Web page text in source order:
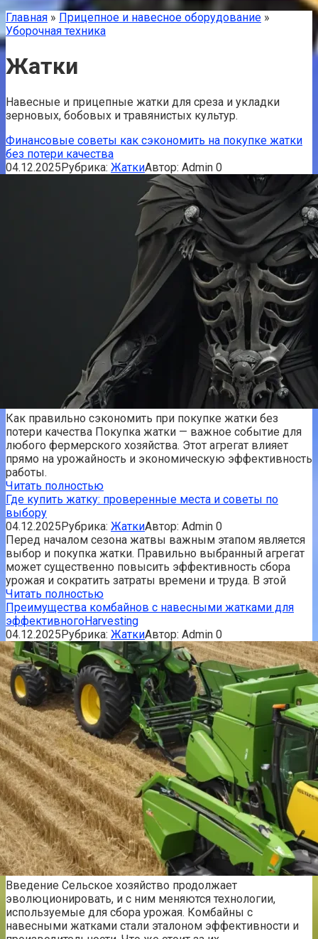
Главная » Прицепное и навесное оборудование »
Уборочная техника
Жатки
Навесные и прицепные жатки для среза и укладки
зерновых, бобовых и травянистых культур.
Финансовые советы как сэкономить на покупке жатки
без потери качества
04.12.2025Рубрика: ЖаткиАвтор: Admin 0
Как правильно сэкономить при покупке жатки без
потери качества Покупка жатки — важное событие для
любого фермерского хозяйства. Этот агрегат влияет
прямо на урожайность и экономическую эффективность
работы.
Читать полностью
Где купить жатку: проверенные места и советы по
выбору
04.12.2025Рубрика: ЖаткиАвтор: Admin 0
Перед началом сезона жатвы важным этапом является
выбор и покупка жатки. Правильно выбранный агрегат
может существенно повысить эффективность сбора
урожая и сократить затраты времени и труда. В этой
Читать полностью
Преимущества комбайнов с навесными жатками для
эффективногоHarvesting
04.12.2025Рубрика: ЖаткиАвтор: Admin 0
Введение Сельское хозяйство продолжает
эволюционировать, и с ним меняются технологии,
используемые для сбора урожая. Комбайны с
навесными жатками стали эталоном эффективности и